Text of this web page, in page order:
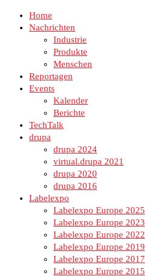
Home
Nachrichten
Industrie
Produkte
Menschen
Reportagen
Events
Kalender
Berichte
TechTalk
drupa
drupa 2024
virtual.drupa 2021
drupa 2020
drupa 2016
Labelexpo
Labelexpo Europe 2025
Labelexpo Europe 2023
Labelexpo Europe 2022
Labelexpo Europe 2019
Labelexpo Europe 2017
Labelexpo Europe 2015